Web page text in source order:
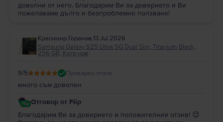
доволни от него. Благодарим Ви за доверието и Ви
пожелаваме дълго и безпроблемно ползване!
Красимир Горанов,13 Jul 2026
Samsung Galaxy S25 Ultra 5G Dual Sim, Titanium Black,
256 GB, Като нов
5/5 Проверен отзив
много съм доволен
Отговор от Flip
Благодарим Ви за доверието и положителния отзив! 😊